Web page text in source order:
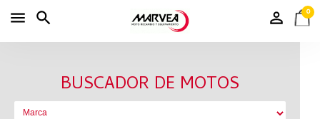
0
BUSCADOR DE MOTOS